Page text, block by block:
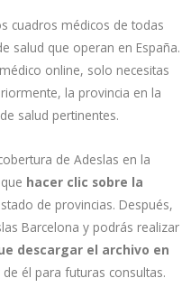
cuadros médicos de todas
salud que operan en España.
online, solo necesitas
la provincia en la
salud pertinentes.
de Adeslas en la
hacer clic sobre la
de provincias. Después,
Barcelona y podrás realizar
descargar el archivo en
él para futuras consultas.